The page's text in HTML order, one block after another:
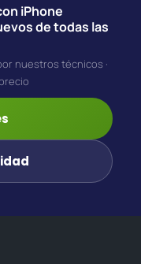
iPhone
de todas las
nuestros técnicos ·